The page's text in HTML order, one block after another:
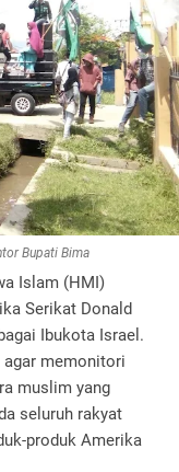
Bupati Bima
Islam (HMI)
Serikat Donald
Ibukota Israel.
agar memonitori
muslim yang
seluruh rakyat
produk Amerika